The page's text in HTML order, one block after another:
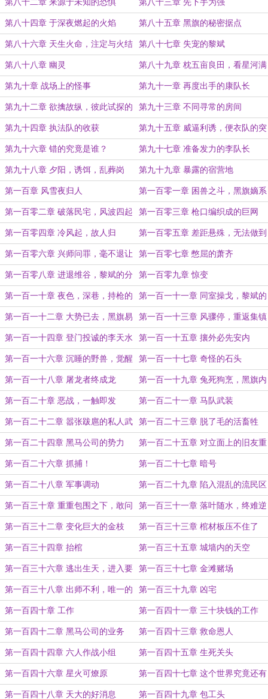
第八十二章 来源于未知的恐惧 第八十三章 先下手为强
第八十四章 于深夜燃起的火焰 第八十五章 黑旗的秘密据点
第八十六章 天生火命，注定与火结
缘
第八十七章 失宠的黎斌
第八十八章 幽灵 第八十九章 枕五亩良田，看星河满
目
第九十章 战场上的怪事 第九十一章 再度出手的康队长
第九十二章 欲擒故纵，彼此试探的
两方人马
第九十三章 不同寻常的房间
第九十四章 执法队的收获 第九十五章 威逼利诱，便衣队的突
审
第九十六章 错的究竟是谁？ 第九十七章 准备发力的李队长
第九十八章 夕阳，诱饵，乱葬岗 第九十九章 暴露的宿营地
第一百章 风雪夜归人 第一百零一章 困兽之斗，黑旗嫡系
的战斗力
第一百零二章 破落民宅，风波四起 第一百零三章 枪口编织成的巨网
第一百零四章 冷风起，故人归 第一百零五章 差距悬殊，无法做到
感同身受
第一百零六章 兴师问罪，毫不退让
的双方
第一百零七章 憋屈的萧齐
第一百零八章 进退维谷，黎斌的分
岔路口
第一百零九章 惊变
第一百一十章 夜色，深巷，持枪的
人
第一百一十一章 同室操戈，黎斌的
里挑外撅
第一百一十二章 大势已去，黑旗易
主
第一百一十三章 风骤停，重返集镇
第一百一十四章 登门投诚的李天水 第一百一十五章 攘外必先安内
第一百一十六章 沉睡的野兽，觉醒
了
第一百一十七章 奇怪的石头
第一百一十八章 屠龙者终成龙 第一百一十九章 兔死狗烹，黑旗内
部的无间道
第一百二十章 恶战，一触即发 第一百二十一章 马队武装
第一百二十二章 嚣张跋扈的私人武
装
第一百二十三章 脱了毛的活畜牲
第一百二十四章 黑马公司的势力 第一百二十五章 对立面上的旧友重
逢
第一百二十六章 抓捕！ 第一百二十七章 暗号
第一百二十八章 军事调动 第一百二十九章 陷入混乱的流民区
第一百三十章 重重包围之下，敢问
路在何方
第一百三十一章 落叶随水，终难逆
流
第一百三十二章 变化巨大的金枝 第一百三十三章 棺材板压不住了
第一百三十四章 抬棺 第一百三十五章 城墙内的天空
第一百三十六章 逃出生天，进入要
塞的流民
第一百三十七章 金滩赌场
第一百三十八章 出师不利，唯一的
关系失联
第一百三十九章 凶宅
第一百四十章 工作 第一百四十一章 三十块钱的工作
第一百四十二章 黑马公司的业务 第一百四十三章 救命恩人
第一百四十四章 六人作战小组 第一百四十五章 生死关头
第一百四十六章 星火可燎原 第一百四十七章 这个世界究竟还有
多少秘密
第一百四十八章 天大的好消息 第一百四十九章 包工头